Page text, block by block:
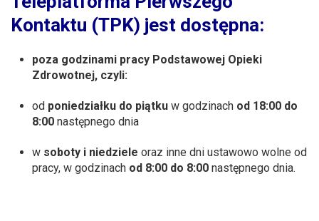
Kontaktu (TPK) jest dostępna:
poza godzinami pracy Podstawowej Opieki
Zdrowotnej, czyli:
od poniedziałku do piątku w godzinach od 18:00 do
8:00 następnego dnia
w soboty i niedziele oraz inne dni ustawowo wolne od
pracy, w godzinach od 8:00 do 8:00 następnego dnia.